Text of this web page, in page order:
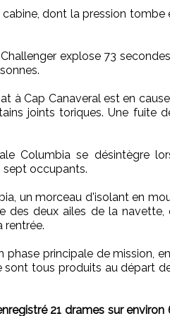
dont la pression tombe
explose 73
à Cap Canaveral est en
joints toriques. Une fuite
Columbia se désintègre
sept occupants.
un morceau d'isolant en
des deux ailes de la navette,
rentrée.
phase principale de mission,
tous produits au départ
21 drames sur